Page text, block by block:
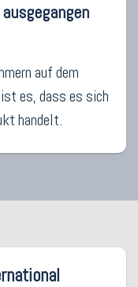
auf dem
es, dass es sich
handelt.